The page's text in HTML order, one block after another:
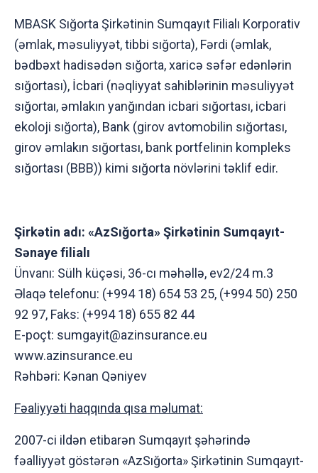
MBASK Sığorta Şirkətinin Sumqayıt Filialı Korporativ
(əmlak, məsuliyyət, tibbi sığorta), Fərdi (əmlak,
bədbəxt hadisədən sığorta, xaricə səfər edənlərin
sığortası), İcbari (nəqliyyat sahiblərinin məsuliyyət
sığortaı, əmlakın yanğından icbari sığortası, icbari
ekoloji sığorta), Bank (girov avtomobilin sığortası,
girov əmlakın sığortası, bank portfelinin kompleks
sığortası (BBB)) kimi sığorta növlərini təklif edir.
Şirkətin adı: «AzSığorta» Şirkətinin Sumqayıt-
Sənaye filialı
Ünvanı: Sülh küçəsi, 36-cı məhəllə, ev2/24 m.3
Əlaqə telefonu: (+994 18) 654 53 25, (+994 50) 250
92 97, Faks: (+994 18) 655 82 44
E-poçt: sumgayit@azinsurance.eu
www.azinsurance.eu
Rəhbəri: Kənan Qəniyev
Fəaliyyəti haqqında qısa məlumat:
2007-ci ildən etibarən Sumqayıt şəhərində
fəalliyyət göstərən «AzSığorta» Şirkətinin Sumqayıt-